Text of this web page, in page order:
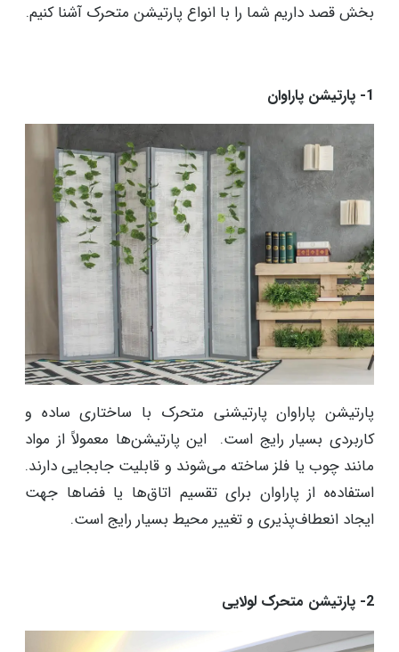
بخش قصد داریم شما را با انواع پارتیشن متحرک آشنا کنیم.
پارتیشن پاراوان پارتیشنی متحرک با ساختاری ساده و
کاربردی بسیار رایج است. این پارتیشن‌ها معمولاً از مواد
مانند چوب یا فلز ساخته می‌شوند و قابلیت جابجایی دارند.
استفاده‌ه از پاراوان برای تقسیم اتاق‌ها یا فضاها جهت
ایجاد انعطاف‌پذیری و تغییر محیط بسیار رایج است.